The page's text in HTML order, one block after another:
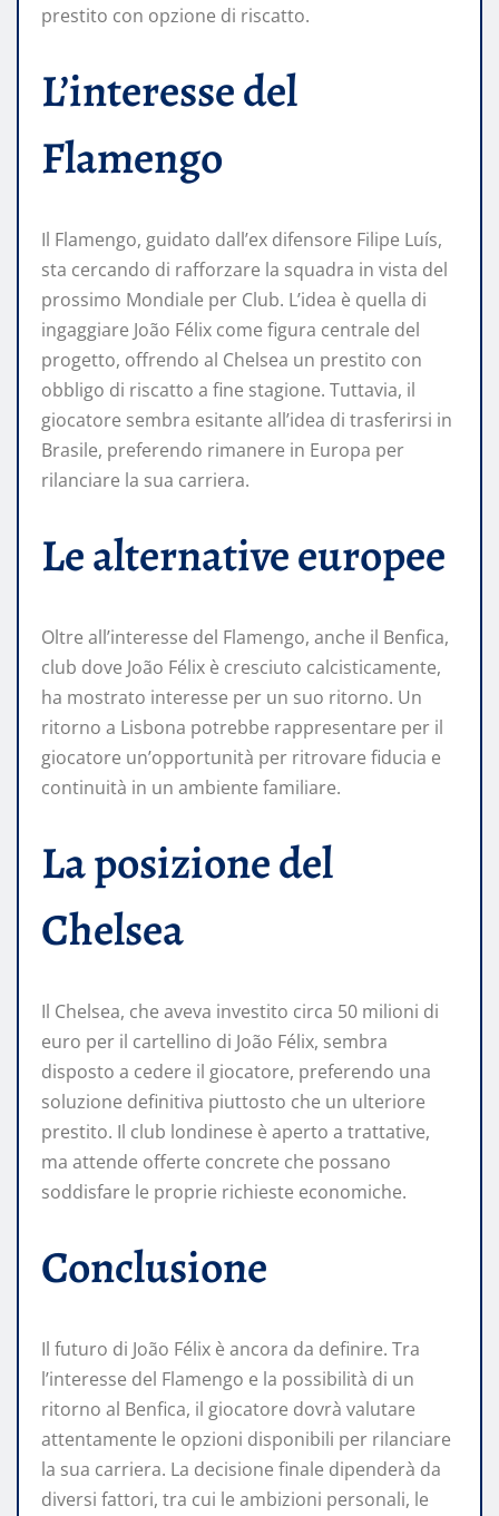
prestito con opzione di riscatto.
L’interesse del
Flamengo
Il Flamengo, guidato dall’ex difensore Filipe Luís,
sta cercando di rafforzare la squadra in vista del
prossimo Mondiale per Club. L’idea è quella di
ingaggiare João Félix come figura centrale del
progetto, offrendo al Chelsea un prestito con
obbligo di riscatto a fine stagione. Tuttavia, il
giocatore sembra esitante all’idea di trasferirsi in
Brasile, preferendo rimanere in Europa per
rilanciare la sua carriera.
Le alternative europee
Oltre all’interesse del Flamengo, anche il Benfica,
club dove João Félix è cresciuto calcisticamente,
ha mostrato interesse per un suo ritorno. Un
ritorno a Lisbona potrebbe rappresentare per il
giocatore un’opportunità per ritrovare fiducia e
continuità in un ambiente familiare.
La posizione del
Chelsea
Il Chelsea, che aveva investito circa 50 milioni di
euro per il cartellino di João Félix, sembra
disposto a cedere il giocatore, preferendo una
soluzione definitiva piuttosto che un ulteriore
prestito. Il club londinese è aperto a trattative,
ma attende offerte concrete che possano
soddisfare le proprie richieste economiche.
Conclusione
Il futuro di João Félix è ancora da definire. Tra
l’interesse del Flamengo e la possibilità di un
ritorno al Benfica, il giocatore dovrà valutare
attentamente le opzioni disponibili per rilanciare
la sua carriera. La decisione finale dipenderà da
diversi fattori, tra cui le ambizioni personali, le